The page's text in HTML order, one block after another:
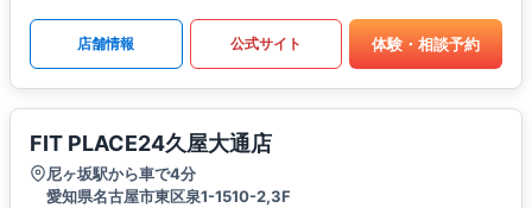
店舗情報 公式サイト 体験・相談予約
FIT PLACE24久屋大通店
尼ヶ坂駅から車で4分
愛知県名古屋市東区泉1-1510-2,3F